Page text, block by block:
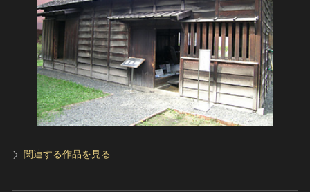
サイトのご意見はこちら
文化遺産データベース
国指定文化財等データベース
関連する作品を見る